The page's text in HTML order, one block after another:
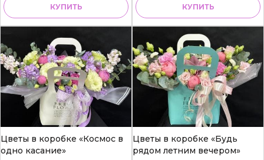
КУПИТЬ КУПИТЬ
Цветы в коробке «Космос в
одно касание»
Цветы в коробке «Будь
рядом летним вечером»